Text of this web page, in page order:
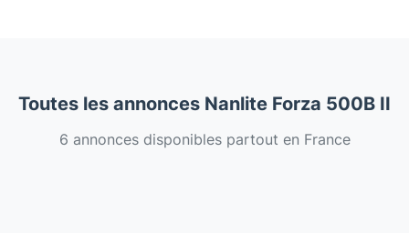
Toutes les annonces Nanlite Forza 500B II
6 annonces disponibles partout en France